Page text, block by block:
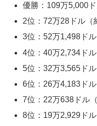
優勝：109万5,000
2位：72万28ドル（
3位：52万1,498ドル
4位：40万2,734ドル
5位：32万3,565ドル
6位：26万4,183ドル
7位：22万638ドル
8位：19万2,929ドル